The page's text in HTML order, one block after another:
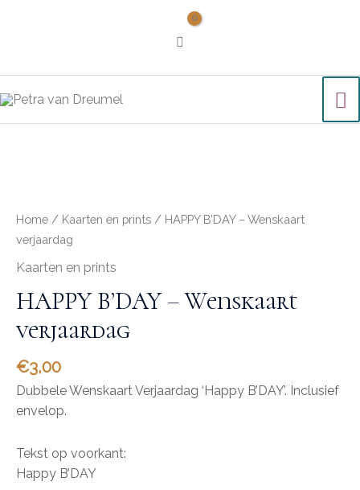
Home / Kaarten en prints / HAPPY B’DAY – Wenskaart
verjaardag
Kaarten en prints
HAPPY B’DAY – Wenskaart
verjaardag
€3,00
Dubbele Wenskaart Verjaardag ‘Happy B’DAY’. Inclusief
envelop.
Tekst op voorkant:
Happy B’DAY